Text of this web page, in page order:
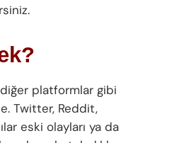
platformlar gibi
Twitter, Reddit,
eski olayları ya da